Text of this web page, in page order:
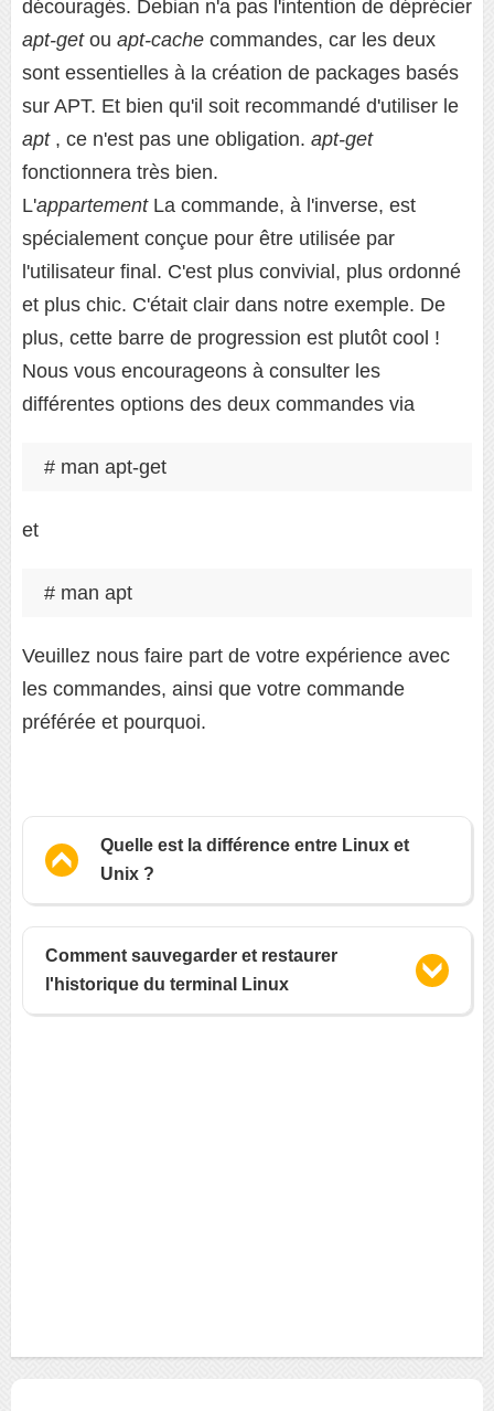
découragés. Debian n'a pas l'intention de déprécier
apt-getou apt-cache commandes, car les deux
sont essentielles à la création de packages basés
sur APT. Et bien qu'il soit recommandé d'utiliser le
apt, ce n'est pas une obligation. apt-get
fonctionnera très bien.
L'appartementLa commande, à l'inverse, est
spécialement conçue pour être utilisée par
l'utilisateur final. C'est plus convivial, plus ordonné
et plus chic. C'était clair dans notre exemple. De
plus, cette barre de progression est plutôt cool !
Nous vous encourageons à consulter les
différentes options des deux commandes via
# man apt-get
et
# man apt
Veuillez nous faire part de votre expérience avec
les commandes, ainsi que votre commande
préférée et pourquoi.
Quelle est la différence entre Linux et
Unix ?
Comment sauvegarder et restaurer
l'historique du terminal Linux